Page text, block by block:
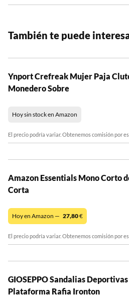
También te puede
Ynport Crefreak Mujer Paja
Monedero Sobre
Hoy sin stock en Amazon
El precio podría variar. Obtenemos comisión por
Amazon Essentials Mono Corto
Corta
Hoy en Amazon — 27,80€
El precio podría variar. Obtenemos comisión por
GIOSEPPO Sandalias Deportivas
Plataforma Rafia Ironton